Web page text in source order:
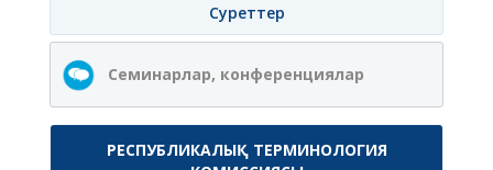
Суреттер
Семинарлар, конференциялар
РЕСПУБЛИКАЛЫҚ ТЕРМИНОЛОГИЯ